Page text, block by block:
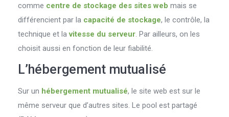
comme centre de stockage des sites web mais se
différencient par la capacité de stockage, le contrôle, la
technique et lavitesse du serveur. Par ailleurs, on les
choisit aussi en fonction de leur fiabilité.
L’hébergement mutualisé
Sur un hébergement mutualisé, le site web est sur le
même serveur que d’autres sites. Le pool est partagé